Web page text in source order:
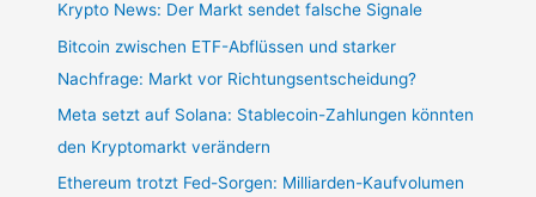
Krypto News: Der Markt sendet falsche Signale
Bitcoin zwischen ETF-Abflüssen und starker
Nachfrage: Markt vor Richtungsentscheidung?
Meta setzt auf Solana: Stablecoin-Zahlungen könnten
den Kryptomarkt verändern
Ethereum trotzt Fed-Sorgen: Milliarden-Kaufvolumen